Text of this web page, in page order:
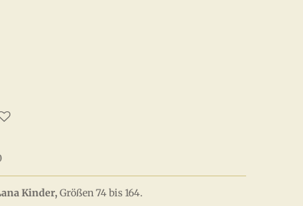
Kinder,Größen 74 bis 164.